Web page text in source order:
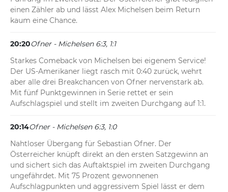
einen Zähler ab und lässt Alex Michelsen beim Return
kaum eine Chance.
20:20Ofner - Michelsen 6:3, 1:1
Starkes Comeback von Michelsen bei eigenem Service!
Der US-Amerikaner liegt rasch mit 0:40 zurück, wehrt
aber alle drei Breakchancen von Ofner nervenstark ab.
Mit fünf Punktgewinnen in Serie rettet er sein
Aufschlagspiel und stellt im zweiten Durchgang auf 1:1.
20:14Ofner - Michelsen 6:3, 1:0
Nahtloser Übergang für Sebastian Ofner. Der
Österreicher knüpft direkt an den ersten Satzgewinn an
und sichert sich das Auftaktspiel im zweiten Durchgang
ungefährdet. Mit 75 Prozent gewonnenen
Aufschlagpunkten und aggressivem Spiel lässt er dem